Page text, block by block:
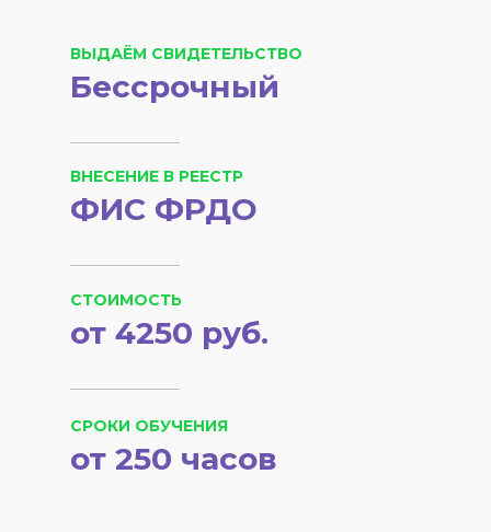
ВЫДАЁМ СВИДЕТЕЛЬСТВО
Бессрочный
ВНЕСЕНИЕ В РЕЕСТР
ФИС ФРДО
СРОКИ ОБУЧЕНИЯ
СТОИМОСТЬ
от 250 часов
от 4250 руб.